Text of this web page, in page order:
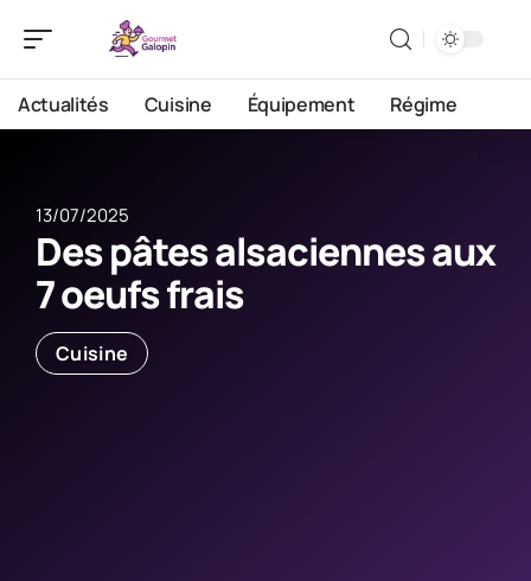
Actualités Cuisine Équipement Régime
13/07/2025
Des pâtes alsaciennes aux
7 oeufs frais
Cuisine